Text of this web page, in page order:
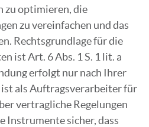
zu optimieren, die
zu vereinfachen und das
Rechtsgrundlage für die
ist Art. 6 Abs. 1 S. 1 lit. a
erfolgt nur nach Ihrer
als Auftragsverarbeiter für
vertragliche Regelungen
Instrumente sicher, dass